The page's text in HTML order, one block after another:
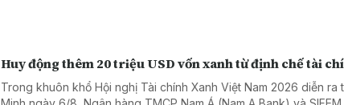
Huy động thêm 20 triệu USD vốn xanh từ định chế tài
Trong khuôn khổ Hội nghị Tài chính Xanh Việt Nam 2026 diễn ra